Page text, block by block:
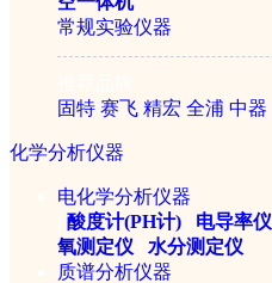
常规实验仪器
固特 赛飞 精宏 全浦 中器
化学分析仪器
电化学分析仪器
酸度计(PH计) 电导率仪
氧测定仪
水分测定仪
质谱分析仪器
￥295800元